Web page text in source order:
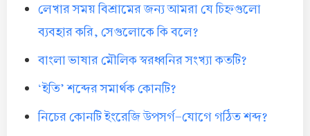
লেখার সময় বিশ্রামের জন্য আমরা যে চিহ্নগুলো
ব্যবহার করি, সেগুলোকে কি বলে?
বাংলা ভাষার মৌলিক স্বরধ্বনির সংখ্যা কতটি?
‘ইতি’ শব্দের সমার্থক কোনটি?
নিচের কোনটি ইংরেজি উপসর্গ-যোগে গঠিত শব্দ?